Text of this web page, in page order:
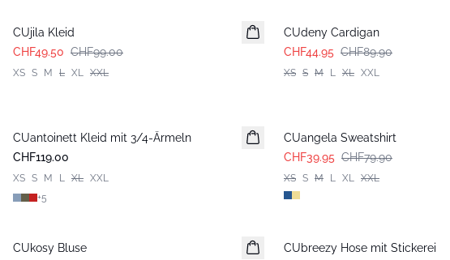
CUjila Kleid
CHF49.50 CHF99.00
XS S M L XL XXL
CUdeny Cardigan
CHF44.95 CHF89.90
XS S M L XL XXL
CUantoinett Kleid mit 3/4-Ärmeln
CHF119.00
XS S M L XL XXL
+5
CUangela Sweatshirt
CHF39.95 CHF79.90
XS S M L XL XXL
CUkosy Bluse
CUbreezy Hose mit Stickerei